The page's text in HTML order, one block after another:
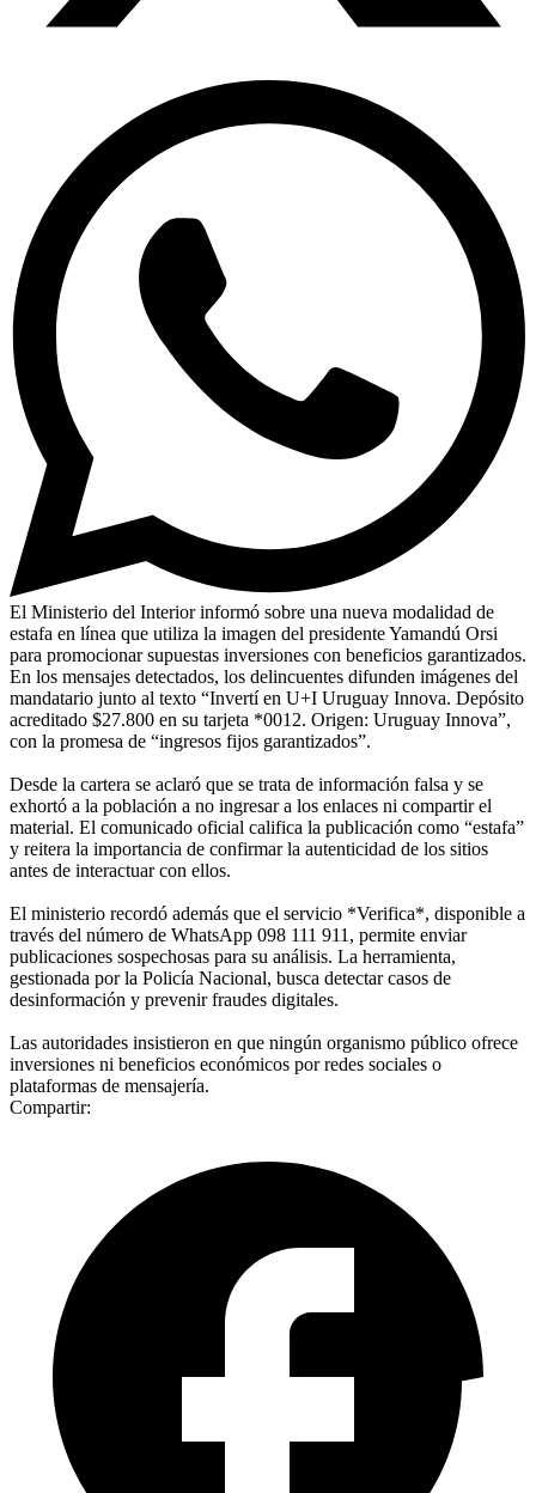
El Ministerio del Interior informó sobre una nueva modalidad de
estafa en línea que utiliza la imagen del presidente Yamandú Orsi
para promocionar supuestas inversiones con beneficios garantizados.
En los mensajes detectados, los delincuentes difunden imágenes del
mandatario junto al texto “Invertí en U+I Uruguay Innova. Depósito
acreditado $27.800 en su tarjeta *0012. Origen: Uruguay Innova”,
con la promesa de “ingresos fijos garantizados”.
Desde la cartera se aclaró que se trata de información falsa y se
exhortó a la población a no ingresar a los enlaces ni compartir el
material. El comunicado oficial califica la publicación como “estafa”
y reitera la importancia de confirmar la autenticidad de los sitios
antes de interactuar con ellos.
El ministerio recordó además que el servicio *Verifica*, disponible a
través del número de WhatsApp 098 111 911, permite enviar
publicaciones sospechosas para su análisis. La herramienta,
gestionada por la Policía Nacional, busca detectar casos de
desinformación y prevenir fraudes digitales.
Las autoridades insistieron en que ningún organismo público ofrece
inversiones ni beneficios económicos por redes sociales o
plataformas de mensajería.
Compartir: